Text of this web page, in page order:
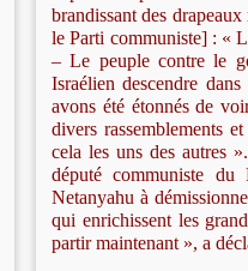
brandissant des
le Parti communiste] : «
– Le peuple contre le
Israélien descendre
avons été étonnés de
divers rassemblements
cela les uns des autres
député communiste
Netanyahu à
qui enrichissent les
partir maintenant », a